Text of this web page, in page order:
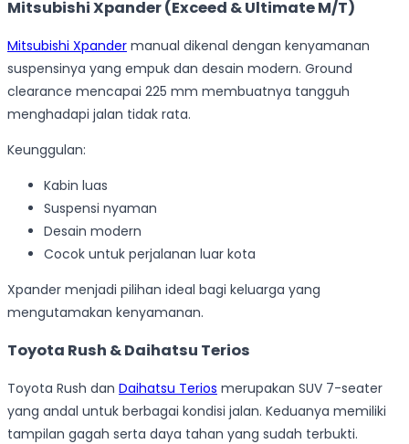
Mitsubishi Xpander (Exceed & Ultimate M/T)
Mitsubishi Xpander manual dikenal dengan kenyamanan
suspensinya yang empuk dan desain modern. Ground
clearance mencapai 225 mm membuatnya tangguh
menghadapi jalan tidak rata.
Keunggulan:
Kabin luas
Suspensi nyaman
Desain modern
Cocok untuk perjalanan luar kota
Xpander menjadi pilihan ideal bagi keluarga yang
mengutamakan kenyamanan.
Toyota Rush & Daihatsu Terios
Toyota Rush dan Daihatsu Terios merupakan SUV 7-seater
yang andal untuk berbagai kondisi jalan. Keduanya memiliki
tampilan gagah serta daya tahan yang sudah terbukti.